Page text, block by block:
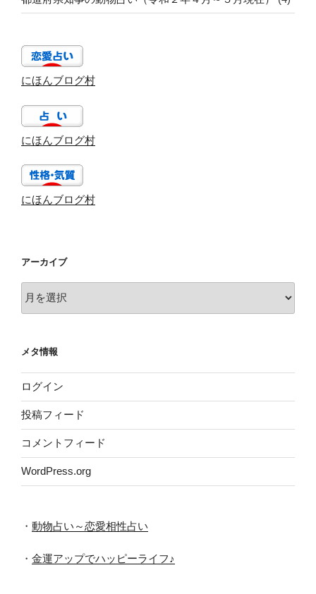
にほんブログ村
にほんブログ村
にほんブログ村
アーカイブ
ー
ブ
メタ情報
ログイン
投稿フィード
コメントフィード
WordPress.org
・ 動物占い～恋愛相性占い
・ 金運アップでハッピーライフ♪